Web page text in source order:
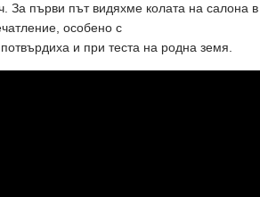
За първи път видяхме колата на салона в
особено с
и при теста на родна земя.